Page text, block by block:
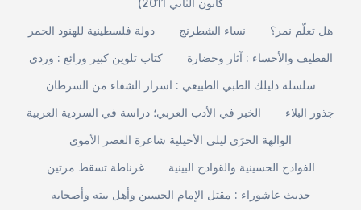
كانون الثاني 2011)
دولة فلسطينية للهنود الحمر
نساء الشطرنج
هل تعلّم نمر؟
كتاب تلوين كبير ورائع : وردي
القطيف والأحساء : آثار وحضارة
سلسلة دليلك الطبي الطبيعي : اسرار الشفاء من السرطان
الخبر في الأدب العربي؛ دراسة في السردية العربية
جذور البلاء
الوالهة الحرَى ليلى الأخيلية شاعرة العصر الأموي
غرناطة تسقط مرتين
الفوادح الحسينية والقوادح البينية
حديث عاشوراء : مقتل الإمام الحسين وأهل بيته وأصحابه